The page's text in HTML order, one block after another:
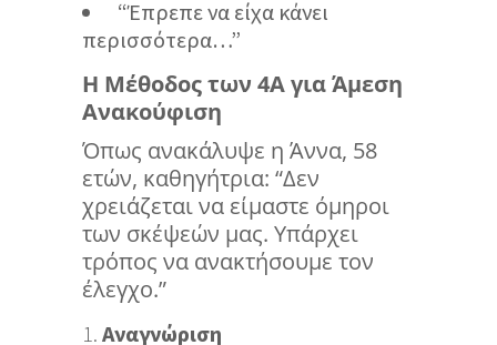
“Έπρεπε να είχα κάνει
περισσότερα…”
Η Μέθοδος των 4Α για Άμεση
Ανακούφιση
Όπως ανακάλυψε η Άννα, 58
ετών, καθηγήτρια: “Δεν
χρειάζεται να είμαστε όμηροι
των σκέψεών μας. Υπάρχει
τρόπος να ανακτήσουμε τον
έλεγχο.”
Αναγνώριση